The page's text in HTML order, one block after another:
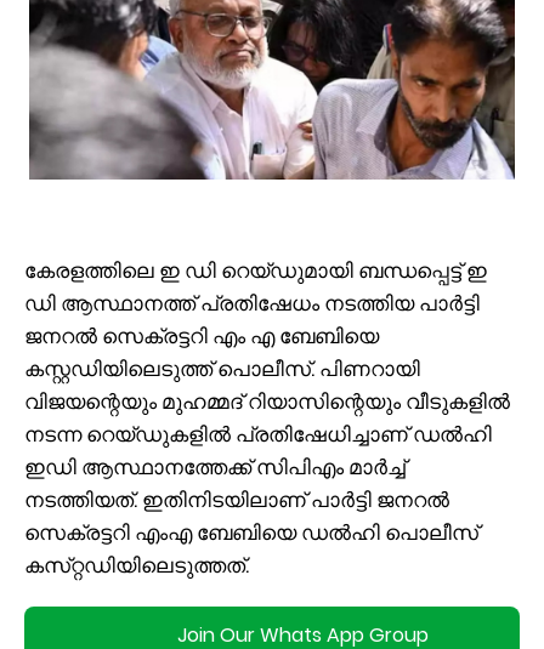
കേരളത്തിലെ ഇ ഡി റെയ്‌ഡുമായി ബന്ധപ്പെട്ട് ഇ
ഡി ആസ്ഥാനത്ത് പ്രതിഷേധം നടത്തിയ പാർട്ടി
ജനറൽ സെക്രട്ടറി എം എ ബേബിയെ
കസ്റ്റഡിയിലെടുത്ത് പൊലീസ്. പിണറായി
വിജയന്റെയും മുഹമ്മദ് റിയാസിന്റെയും വീടുകളിൽ
നടന്ന റെയ്‌ഡുകളിൽ പ്രതിഷേധിച്ചാണ് ഡൽഹി
ഇഡി ആസ്ഥാനത്തേക്ക് സിപിഎം മാർച്ച്
നടത്തിയത്. ഇതിനിടയിലാണ് പാർട്ടി ജനറൽ
സെക്രട്ടറി എംഎ ബേബിയെ ഡൽഹി പൊലീസ്
കസ്‌റ്റഡിയിലെടുത്തത്.
Join Our Whats App Group